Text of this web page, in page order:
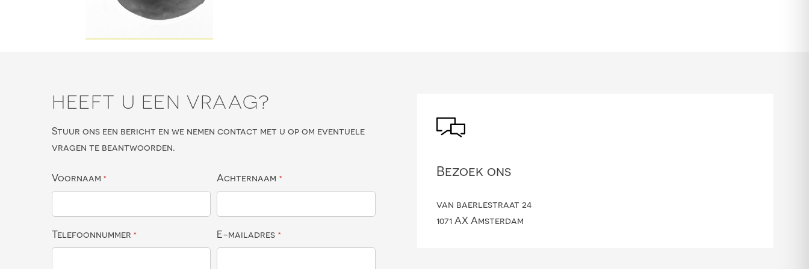
HEEFT U EEN VRAAG?
Stuur ons een bericht en we nemen contact met u op om eventuele
vragen te beantwoorden.
Voornaam * Achternaam *
Telefoonnummer * E-mailadres *
Bezoek ons
van baerlestraat 24
1071 AX Amsterdam